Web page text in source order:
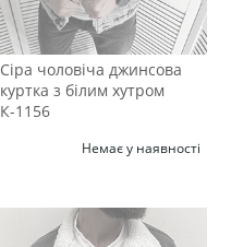
Сіра чоловіча джинсова
куртка з білим хутром
К-1156
Немає у наявності